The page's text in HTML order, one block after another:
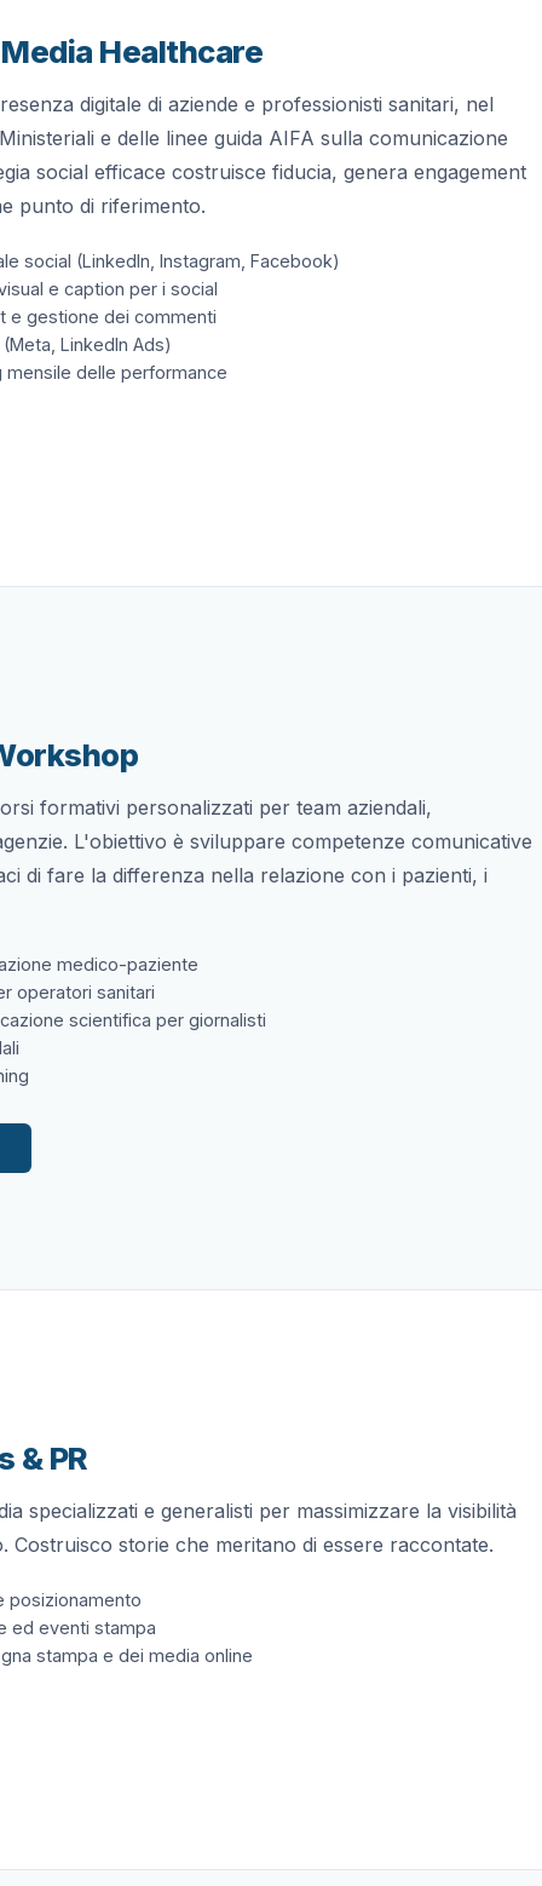
Healthcare
digitale di aziende e professionisti sanitari, nel
e delle linee guida AIFA sulla comunicazione
social efficace costruisce fiducia, genera engagement
punto di riferimento.
social (LinkedIn, Instagram, Facebook)
e caption per i social
e gestione dei commenti
LinkedIn Ads)
delle performance
formativi personalizzati per team aziendali,
L'obiettivo è sviluppare competenze comunicative
di fare la differenza nella relazione con i pazienti, i
medico-paziente
operatori sanitari
scientifica per giornalisti
& PR
specializzati e generalisti per massimizzare la visibilità
Costruisco storie che meritano di essere raccontate.
posizionamento
ed eventi stampa
stampa e dei media online